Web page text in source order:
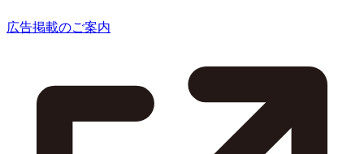
広告掲載のご案内